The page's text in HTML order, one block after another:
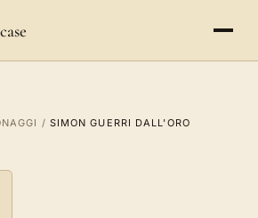
/ SIMON GUERRI DALL'ORO